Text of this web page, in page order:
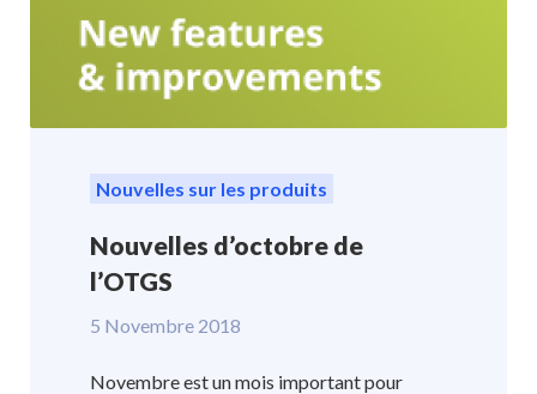
Nouvelles sur les produits
Nouvelles d’octobre de
l’OTGS
5 Novembre 2018
Novembre est un mois important pour